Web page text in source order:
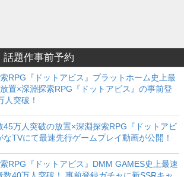
題作事前予約
RPG『ドットアビス』プラットホーム史上最
置×深淵探索RPG『ドットアビス』の事前登
人突破！
45万人突破の放置×深淵探索RPG『ドットアビ
なTVにて最速先行ゲームプレイ動画が公開！
RPG『ドットアビス』DMM GAMES史上最速
数40万人突破！ 事前登録ガチャに新SSRキャ